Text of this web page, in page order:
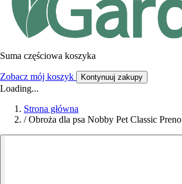
Suma częściowa koszyka
Zobacz mój koszyk Kontynuuj zakupy
Loading...
Strona główna
/ Obroża dla psa Nobby Pet Classic Preno